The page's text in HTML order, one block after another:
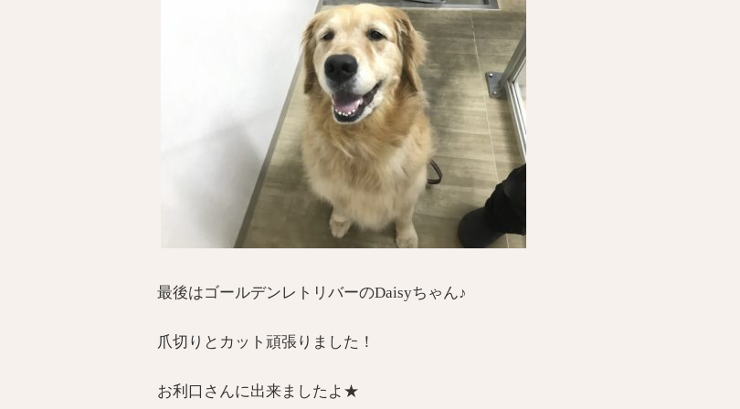
最後はゴールデンレトリバーのDaisyちゃん♪
爪切りとカット頑張りました！
お利口さんに出来ましたよ★